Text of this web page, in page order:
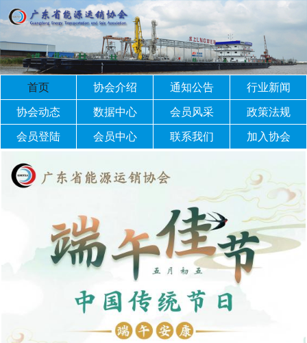
首页 协会介绍 通知公告 行业新闻
协会动态 数据中心 会员风采 政策法规
会员登陆 会员中心 联系我们 加入协会